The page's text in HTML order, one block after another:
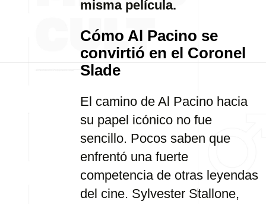
misma película.
Cómo Al Pacino se
convirtió en el Coronel
Slade
El camino de Al Pacino hacia
su papel icónico no fue
sencillo. Pocos saben que
enfrentó una fuerte
competencia de otras leyendas
del cine. Sylvester Stallone,